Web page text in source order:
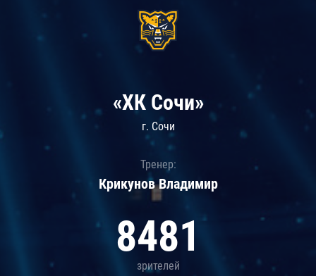
«ХК Сочи»
г. Сочи
Тренер:
Крикунов Владимир
8481
зрителей